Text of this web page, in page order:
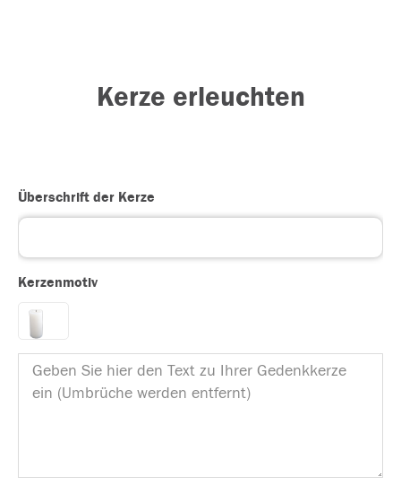
Kerze erleuchten
Überschrift der Kerze
Kerzenmotiv